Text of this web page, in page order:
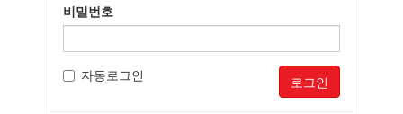
비밀번호
자동로그인 로그인